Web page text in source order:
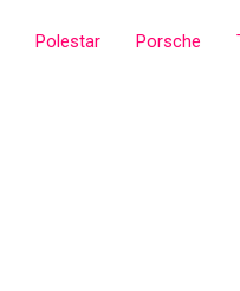
Polestar Porsche